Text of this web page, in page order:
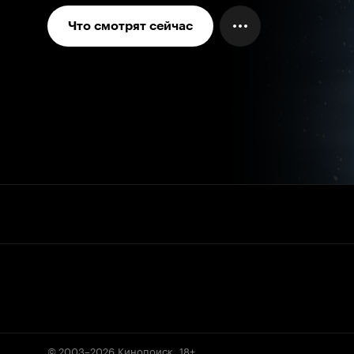
Что смотрят сейчас
© 2003–2026 Кинопоиск 18+